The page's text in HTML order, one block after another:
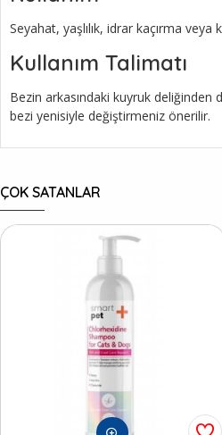
Seyahat, yaşlılık, idrar kaçırma veya
Kullanım Talimatı
Bezin arkasındaki kuyruk deliğinden
bezi yenisiyle değiştirmeniz önerilir.
ÇOK SATANLAR